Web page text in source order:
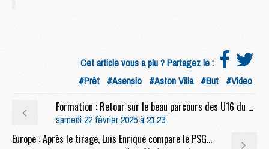
Cet article vous a plu ? Partagez le :
#Prêt #Asensio #Aston Villa #But #Video
Formation : Retour sur le beau parcours des U16 du PSG à l'Al Kass Cup 2025
samedi 22 février 2025 à 21:23
Europe : Après le tirage, Luis Enrique compare le PSG et Liverpool